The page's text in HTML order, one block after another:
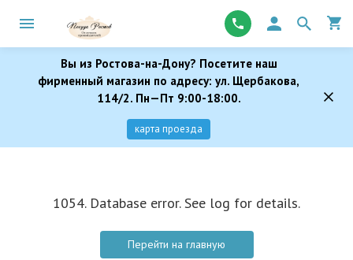
Вы из Ростова-на-Дону? Посетите наш
фирменный магазин по адресу: ул. Щербакова,
114/2. Пн—Пт 9:00-18:00.
карта проезда
1054. Database error. See log for details.
Перейти на главную